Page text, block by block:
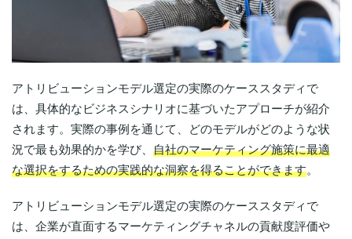
アトリビューションモデル選定の実際のケーススタディで
は、具体的なビジネスシナリオに基づいたアプローチが紹介
されます。実際の事例を通じて、どのモデルがどのような状
況で最も効果的かを学び、 自社のマーケティング施策に最適
な選択をするための実践的な洞察を得ることができます。
アトリビューションモデル選定の実際のケーススタディで
は、企業が直面するマーケティングチャネルの貢献度評価や